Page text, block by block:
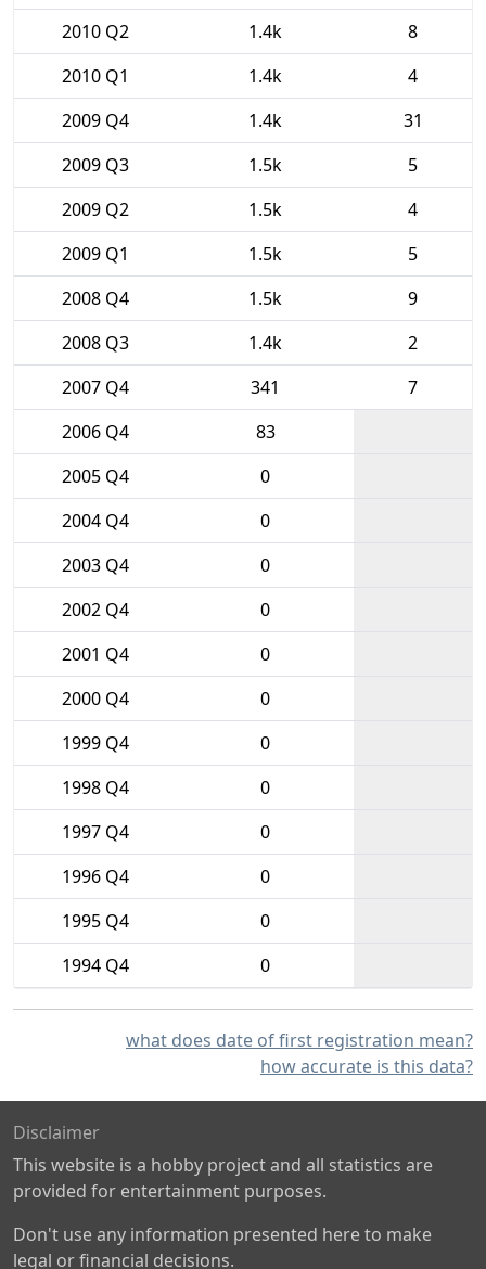
2010 Q2
1.4k
8
2010 Q1
1.4k
4
2009 Q4
1.4k
31
2009 Q3
1.5k
5
2009 Q2
1.5k
4
2009 Q1
1.5k
5
2008 Q4
1.5k
9
2008 Q3
1.4k
2
2007 Q4
341
7
2006 Q4
83
2005 Q4
0
2004 Q4
0
2003 Q4
0
2002 Q4
0
2001 Q4
0
2000 Q4
0
1999 Q4
0
1998 Q4
0
1997 Q4
0
1996 Q4
0
1995 Q4
0
1994 Q4
0
what does date of first registration mean?
how accurate is this data?
Disclaimer
This website is a hobby project and all statistics are
provided for entertainment purposes.
Don't use any information presented here to make
legal or financial decisions.